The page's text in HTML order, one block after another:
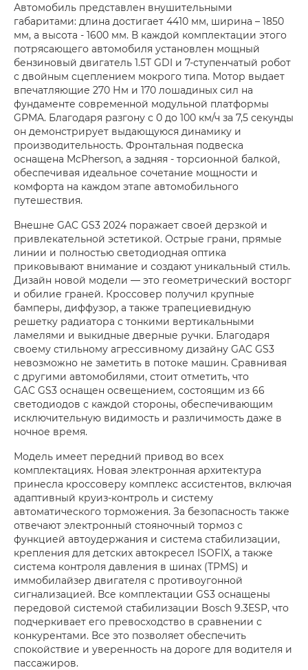
Автомобиль представлен внушительными
габаритами: длина достигает 4410 мм, ширина – 1850
мм, а высота - 1600 мм. В каждой комплектации этого
потрясающего автомобиля установлен мощный
бензиновый двигатель 1.5T GDI и 7-ступенчатый робот
с двойным сцеплением мокрого типа. Мотор выдает
впечатляющие 270 Нм и 170 лошадиных сил на
фундаменте современной модульной платформы
GPMA. Благодаря разгону с 0 до 100 км/ч за 7,5 секунды
он демонстрирует выдающуюся динамику и
производительность. Фронтальная подвеска
оснащена McPherson, а задняя - торсионной балкой,
обеспечивая идеальное сочетание мощности и
комфорта на каждом этапе автомобильного
путешествия.
Внешне GAC GS3 2024 поражает своей дерзкой и
привлекательной эстетикой. Острые грани, прямые
линии и полностью светодиодная оптика
приковывают внимание и создают уникальный стиль.
Дизайн новой модели — это геометрический восторг
и обилие граней. Кроссовер получил крупные
бамперы, диффузор, а также трапециевидную
решетку радиатора с тонкими вертикальными
ламелями и выкидные дверные ручки. Благодаря
своему стильному агрессивному дизайну GAC GS3
невозможно не заметить в потоке машин. Сравнивая
с другими автомобилями, стоит отметить, что
GAC GS3 оснащен освещением, состоящим из 66
светодиодов с каждой стороны, обеспечивающим
исключительную видимость и различимость даже в
ночное время.
Модель имеет передний привод во всех
комплектациях. Новая электронная архитектура
принесла кроссоверу комплекс ассистентов, включая
адаптивный круиз-контроль и систему
автоматического торможения. За безопасность также
отвечают электронный стояночный тормоз с
функцией автоудержания и система стабилизации,
крепления для детских автокресел ISOFIX, а также
система контроля давления в шинах (TPMS) и
иммобилайзер двигателя с противоугонной
сигнализацией. Все комплектации GS3 оснащены
передовой системой стабилизации Bosch 9.3ESP, что
подчеркивает его превосходство в сравнении с
конкурентами. Все это позволяет обеспечить
спокойствие и уверенность на дороге для водителя и
пассажиров.